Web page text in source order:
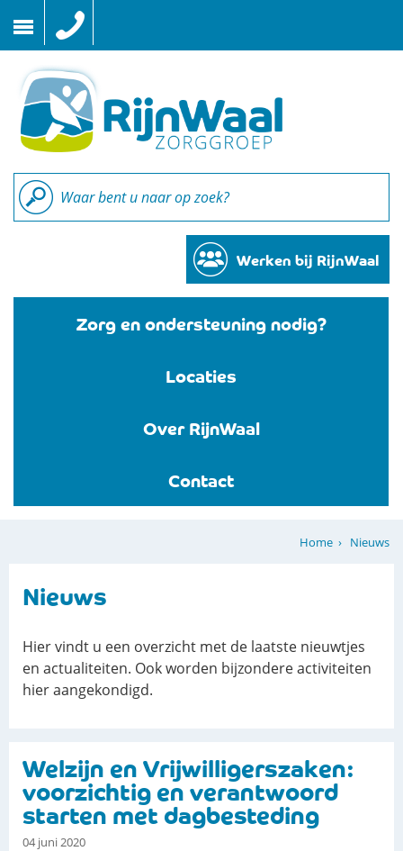
inhoud
Werken bij RijnWaal
Zorg en ondersteuning nodig?
Locaties
Over RijnWaal
Contact
Home Nieuws
Nieuws
Hier vindt u een overzicht met de laatste nieuwtjes
en actualiteiten. Ook worden bijzondere activiteiten
hier aangekondigd.
​Welzijn en Vrijwilligerszaken:
voorzichtig en verantwoord
starten met dagbesteding
04 juni 2020